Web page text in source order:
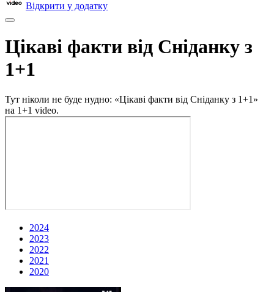
Відкрити у додатку
Цікаві факти від Сніданку з
1+1
Тут ніколи не буде нудно: «Цікаві факти від Сніданку з 1+1»
на 1+1 video.
2024
2023
2022
2021
2020